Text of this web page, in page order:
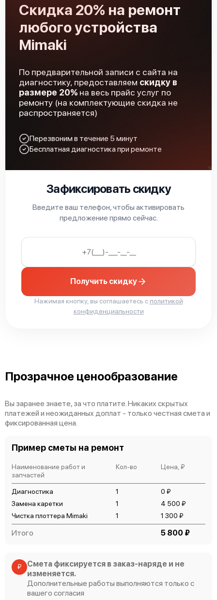
Mimaki UJF-3042 FX
Mimaki TX500-1800DS
Mimaki TX500-1800B
Mimaki TX300P-1800B
Mimaki TS500P-3200
Mimaki TS30-1300
Скидка 20% на ремонт
любого устройства
Mimaki
По предварительной записи с сайта на
диагностику, предоставляем скидку в
размере 20% на весь прайс услуг по
ремонту (на комплектующие скидка не
распространяется)
Перезвоним в течение 5 минут
Бесплатная диагностика при ремонте
Зафиксировать скидку
Введите ваш телефон, чтобы активировать
предложение прямо сейчас.
Получить скидку
Нажимая кнопку, вы соглашаетесь с политикой
конфиденциальности
Прозрачное ценообразование
Вы заранее знаете, за что платите. Никаких скрытых
платежей и неожиданных доплат - только честная смета и
фиксированная цена.
Пример сметы на ремонт
Наименование работ и
запчастей
Кол-во Цена, ₽
Диагностика 1
0 ₽
Замена каретки
1
4 500 ₽
Чистка плоттера Mimaki
1 1 300 ₽
Итого 5 800 ₽
₽
Смета фиксируется в заказ-наряде и не
изменяется.
Дополнительные работы выполняются только с
вашего согласия